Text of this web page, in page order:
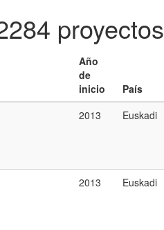
proyectos
Año
de
inicio
País
2013 Euskadi
2013 Euskadi